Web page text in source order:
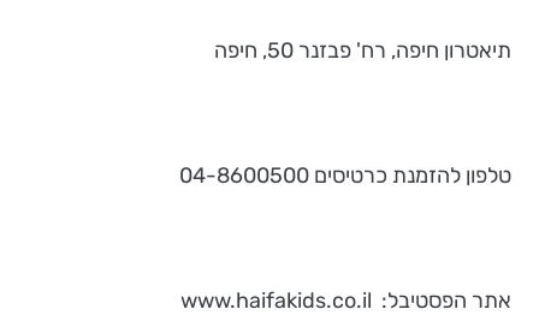
תיאטרון חיפה, רח' פבזנר 50, חיפה
טלפון להזמנת כרטיסים 04-8600500
אתר הפסטיבל: www.haifakids.co.il